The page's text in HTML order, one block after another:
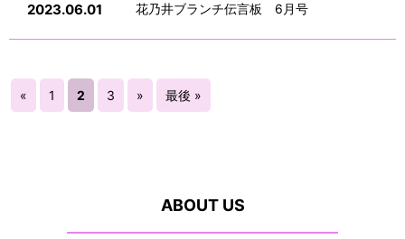
2023.06.01 花乃井ブランチ伝言板 6月号
« 1 2 3 » 最後 »
ABOUT US